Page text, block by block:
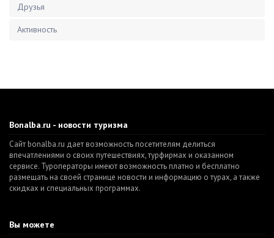
Друзья
Активность
Bonalba.ru - новости туризма
Сайт bonalba.ru дает возможность посетителям делиться
впечатлениями о своих путешествиях, турфирмах и оказанном
сервисе. Туроператоры имеют возможность платно и бесплатно
размещать на своей странице новости и информацию о турах, а также
скидках и специальных программах.
Вы можете